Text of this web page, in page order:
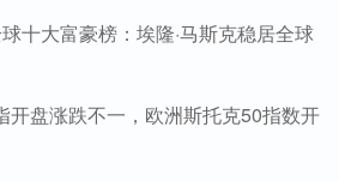
十大富豪榜：埃隆·马斯克稳居全球
开盘涨跌不一，欧洲斯托克50指数开